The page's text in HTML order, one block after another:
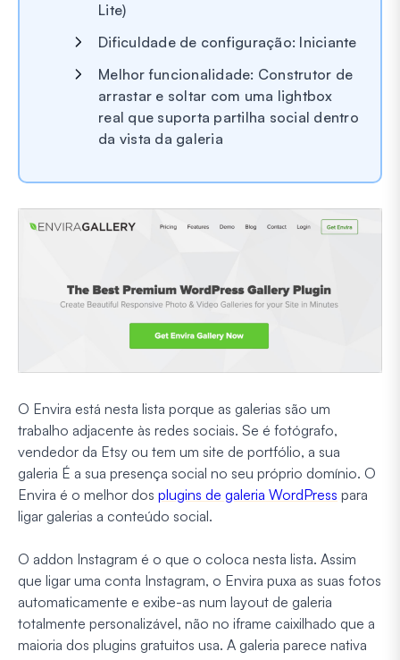
Lite)
Dificuldade de configuração: Iniciante
Melhor funcionalidade: Construtor de
arrastar e soltar com uma lightbox
real que suporta partilha social dentro
da vista da galeria
O Envira está nesta lista porque as galerias são um
trabalho adjacente às redes sociais. Se é fotógrafo,
vendedor da Etsy ou tem um site de portfólio, a sua
galeria É a sua presença social no seu próprio domínio. O
Envira é o melhor dos plugins de galeria WordPress para
ligar galerias a conteúdo social.
O addon Instagram é o que o coloca nesta lista. Assim
que ligar uma conta Instagram, o Envira puxa as suas fotos
automaticamente e exibe-as num layout de galeria
totalmente personalizável, não no iframe caixilhado que a
maioria dos plugins gratuitos usa. A galeria parece nativa